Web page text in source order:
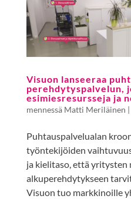
Visuon lanseeraa
perehdytyspalvelun,
esimiesresursseja ja
mennessä Matti Meriläinen |
Puhtauspalvelualan
työntekijöiden
ja kielitaso, että yritysten
alkuperehdytykseen
Visuon tuo markkinoille